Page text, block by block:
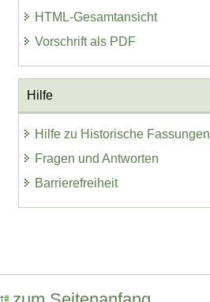
HTML-Gesamtansicht
Vorschrift als PDF
Hilfe
Hilfe zu Historische Fassungen
Fragen und Antworten
Barrierefreiheit